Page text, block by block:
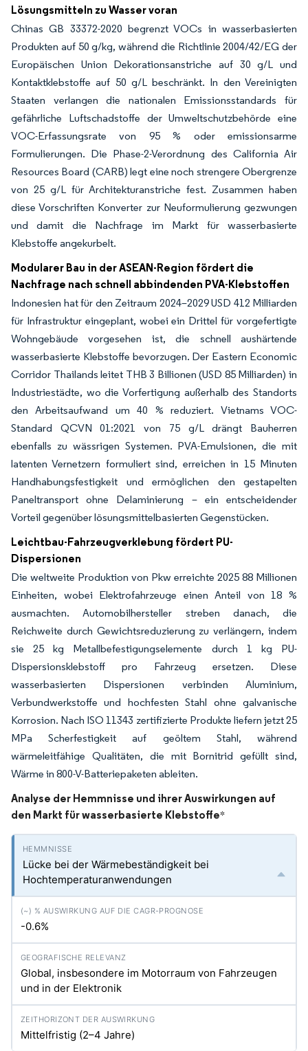
Lösungsmitteln zu Wasser voran
Chinas GB 33372-2020 begrenzt VOCs in wasserbasierten
Produkten auf 50 g/kg, während die Richtlinie 2004/42/EG der
Europäischen Union Dekorationsanstriche auf 30 g/L und
Kontaktklebstoffe auf 50 g/L beschränkt. In den Vereinigten
Staaten verlangen die nationalen Emissionsstandards für
gefährliche Luftschadstoffe der Umweltschutzbehörde eine
VOC-Erfassungsrate von 95 % oder emissionsarme
Formulierungen. Die Phase-2-Verordnung des California Air
Resources Board (CARB) legt eine noch strengere Obergrenze
von 25 g/L für Architekturanstriche fest. Zusammen haben
diese Vorschriften Konverter zur Neuformulierung gezwungen
und damit die Nachfrage im Markt für wasserbasierte
Klebstoffe angekurbelt.
Modularer Bau in der ASEAN-Region fördert die
Nachfrage nach schnell abbindenden PVA-Klebstoffen
Indonesien hat für den Zeitraum 2024–2029 USD 412 Milliarden
für Infrastruktur eingeplant, wobei ein Drittel für vorgefertigte
Wohngebäude vorgesehen ist, die schnell aushärtende
wasserbasierte Klebstoffe bevorzugen. Der Eastern Economic
Corridor Thailands leitet THB 3 Billionen (USD 85 Milliarden) in
Industriestädte, wo die Vorfertigung außerhalb des Standorts
den Arbeitsaufwand um 40 % reduziert. Vietnams VOC-
Standard QCVN 01:2021 von 75 g/L drängt Bauherren
ebenfalls zu wässrigen Systemen. PVA-Emulsionen, die mit
latenten Vernetzern formuliert sind, erreichen in 15 Minuten
Handhabungsfestigkeit und ermöglichen den gestapelten
Paneltransport ohne Delaminierung – ein entscheidender
Vorteil gegenüber lösungsmittelbasierten Gegenstücken.
Leichtbau-Fahrzeugverklebung fördert PU-
Dispersionen
Die weltweite Produktion von Pkw erreichte 2025 88 Millionen
Einheiten, wobei Elektrofahrzeuge einen Anteil von 18 %
ausmachten. Automobilhersteller streben danach, die
Reichweite durch Gewichtsreduzierung zu verlängern, indem
sie 25 kg Metallbefestigungselemente durch 1 kg PU-
Dispersionsklebstoff pro Fahrzeug ersetzen. Diese
wasserbasierten Dispersionen verbinden Aluminium,
Verbundwerkstoffe und hochfesten Stahl ohne galvanische
Korrosion. Nach ISO 11343 zertifizierte Produkte liefern jetzt 25
MPa Scherfestigkeit auf geöltem Stahl, während
wärmeleitfähige Qualitäten, die mit Bornitrid gefüllt sind,
Wärme in 800-V-Batteriepaketen ableiten.
Analyse der Hemmnisse und ihrer Auswirkungen auf
den Markt für wasserbasierte Klebstoffe*
Lücke bei der Wärmebeständigkeit bei
Hochtemperaturanwendungen
-0.6%
Global, insbesondere im Motorraum von Fahrzeugen
und in der Elektronik
Mittelfristig (2–4 Jahre)